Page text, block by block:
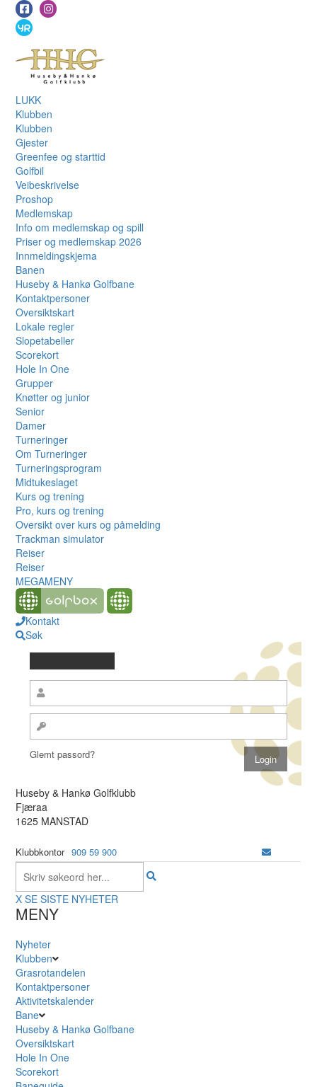
LUKK
Klubben
Klubben
Gjester
Greenfee og starttid
Golfbil
Veibeskrivelse
Proshop
Medlemskap
Info om medlemskap og spill
Priser og medlemskap 2026
Innmeldingskjema
Banen
Huseby & Hankø Golfbane
Kontaktpersoner
Oversiktskart
Lokale regler
Slopetabeller
Scorekort
Hole In One
Grupper
Knøtter og junior
Senior
Damer
Turneringer
Om Turneringer
Turneringsprogram
Midtukeslaget
Kurs og trening
Pro, kurs og trening
Oversikt over kurs og påmelding
Trackman simulator
Reiser
Reiser
MEGAMENY
Kontakt
Søk
Glemt passord?
Huseby & Hankø Golfklubb
Fjæraa
1625 MANSTAD
Klubbkontor 909 59 900
X SE SISTE NYHETER
MENY
Nyheter
Klubben
Grasrotandelen
Kontaktpersoner
Aktivitetskalender
Bane
Huseby & Hankø Golfbane
Oversiktskart
Hole In One
Scorekort